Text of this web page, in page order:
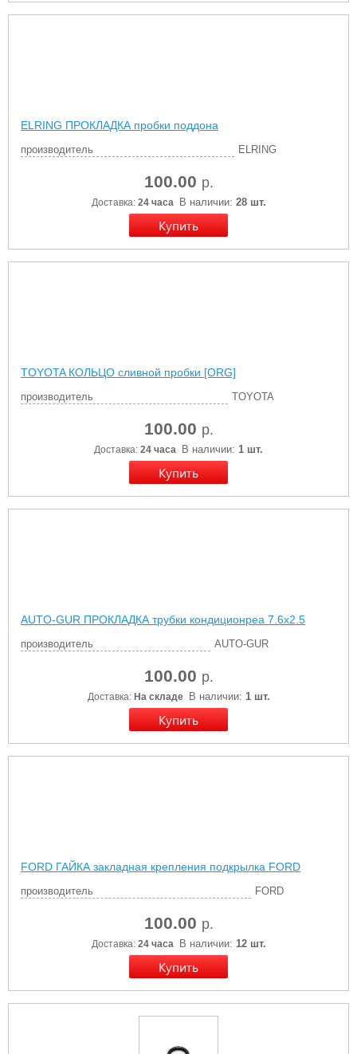
ELRING ПРОКЛАДКА пробки поддона
производитель ELRING
100.00 р.
Доставка: 24 часа В наличии: 28 шт.
TOYOTA КОЛЬЦО сливной пробки [ORG]
производитель TOYOTA
100.00 р.
Доставка: 24 часа В наличии: 1 шт.
AUTO-GUR ПРОКЛАДКА трубки кондиционреа 7.6х2.5
производитель AUTO-GUR
100.00 р.
Доставка: На складе В наличии: 1 шт.
FORD ГАЙКА закладная крепления подкрылка FORD
производитель FORD
100.00 р.
Доставка: 24 часа В наличии: 12 шт.